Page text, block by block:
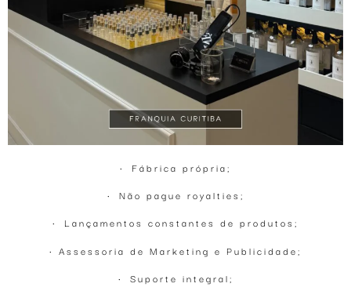
• ⁠Fábrica própria;
• ⁠Não pague royalties;
• ⁠Lançamentos constantes de produtos;
• Assessoria de Marketing e Publicidade;
• ⁠Suporte integral;